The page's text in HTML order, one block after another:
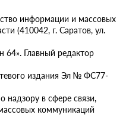
информации и массовых
(410042, г. Саратов, ул.
Главный редактор
издания Эл № ФС77-
в сфере связи,
коммуникаций